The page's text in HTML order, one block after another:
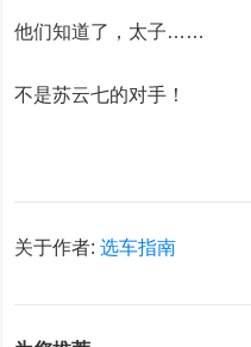
他们知道了，太子……
不是苏云七的对手！
关于作者:选车指南